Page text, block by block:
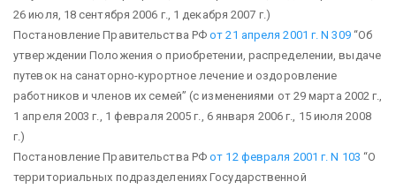
26 июля, 18 сентября 2006 г., 1 декабря 2007 г.)
Постановление Правительства РФот 21 апреля 2001 г. N 309“Об
утверждении Положения о приобретении, распределении, выдаче
путевок на санаторно-курортное лечение и оздоровление
работников и членов их семей” (с изменениями от 29 марта 2002 г.,
1 апреля 2003 г., 1 февраля 2005 г., 6 января 2006 г., 15 июля 2008
г.)
Постановление Правительства РФот 12 февраля 2001 г. N 103 “О
территориальных подразделениях Государственной